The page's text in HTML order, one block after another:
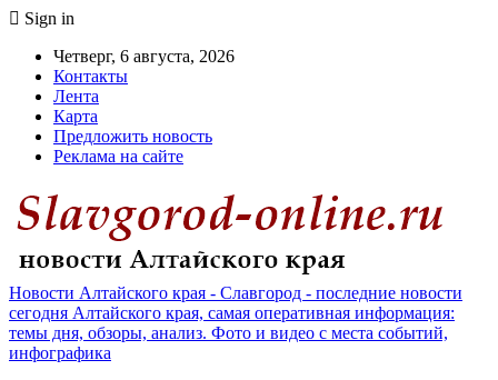
Sign in
Четверг, 6 августа, 2026
Контакты
Лента
Карта
Предложить новость
Реклама на сайте
Новости Алтайского края - Славгород - последние новости
сегодня Алтайского края, самая оперативная информация:
темы дня, обзоры, анализ. Фото и видео с места событий,
инфографика